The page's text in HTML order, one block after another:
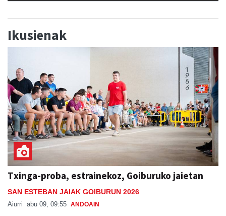
Ikusienak
Txinga-proba, estrainekoz, Goiburuko jaietan
SAN ESTEBAN JAIAK GOIBURUN 2026
Aiurri abu 09, 09:55 ANDOAIN